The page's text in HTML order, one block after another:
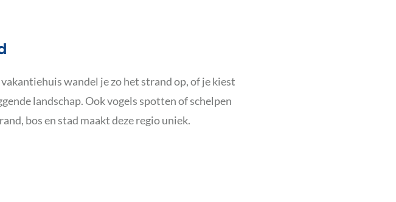
wandel je zo het strand op, of je kiest
landschap. Ook vogels spotten of schelpen
bos en stad maakt deze regio uniek.